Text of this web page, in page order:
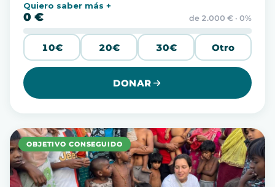
Quiero saber más
0 € de 2.000 € · 0%
10€ 20€ 30€ Otro
DONAR
OBJETIVO CONSEGUIDO